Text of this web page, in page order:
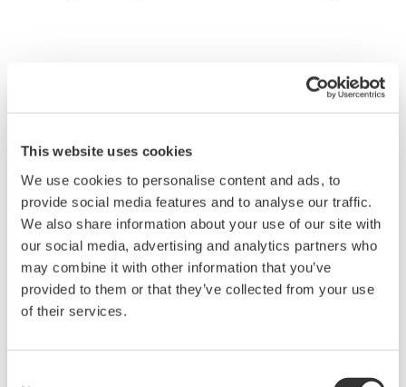
This website uses cookies
We use cookies to personalise content and ads, to
provide social media features and to analyse our traffic.
We also share information about your use of our site with
our social media, advertising and analytics partners who
may combine it with other information that you’ve
provided to them or that they’ve collected from your use
of their services.
Papierloser Touchscreen Datenrecorder